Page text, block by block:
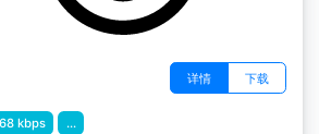
详情 下载
kbps ...